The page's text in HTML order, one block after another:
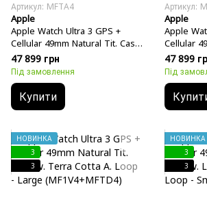
Артикул: MFTA4
Apple
Apple Watch Ultra 3 GPS +
Cellular 49mm Natural Tit. Case
w. Terra Cotta A. Loop - Small
(MF1V4+MFTA4)
47 899 грн
Під замовлення
Купити
Артикул:
Apple
Apple
Cellular
w. Terra
Medium
47 899
Під
НОВИНКА
3
3
НОВИНКА
3
3